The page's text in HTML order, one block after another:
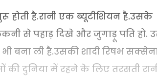
होती है.रानी एक ब्यूटीशियन है.उसके
से पहाड़ दिखे और जुगाड़ू पति हो.
बना ली है.उसकी शादी रिषभ
की दुनिया में रहने के लिए तरसती